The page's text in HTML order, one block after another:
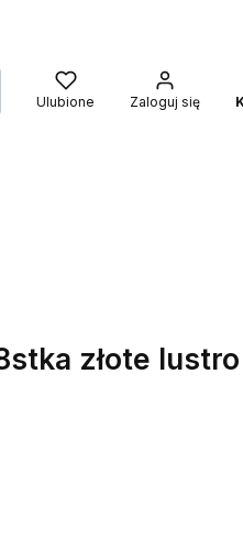
Ulubione Zaloguj się
złote lustro